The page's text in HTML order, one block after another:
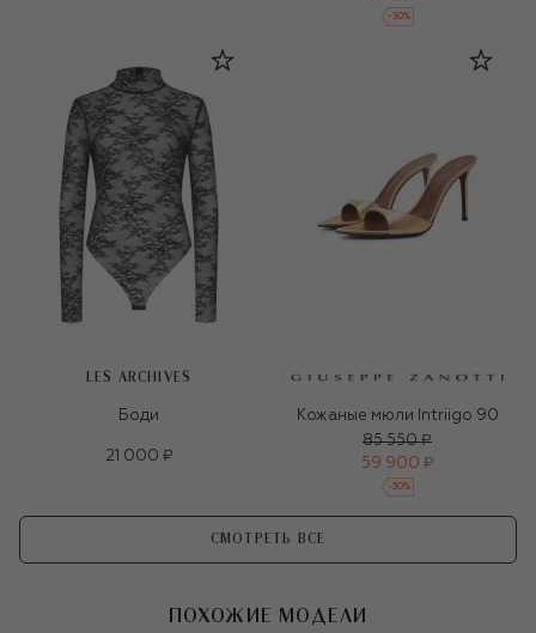
-30%
LES ARCHIVES
Боди
21 000 ₽
Кожаные мюли Intriigo 90
85 550 ₽
59 900 ₽
-30%
СМОТРЕТЬ ВСЕ
ПОХОЖИЕ МОДЕЛИ